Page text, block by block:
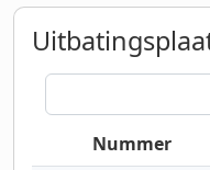
Nummer